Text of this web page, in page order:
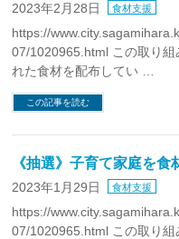
2023年2月28日 食材支援
https://
07/1020965.html この取り組
れた食材を配布してい …
この記事を読む
《抽選》子育て家庭を食
2023年1月29日 食材支援
https://
07/1020965.html この取り組